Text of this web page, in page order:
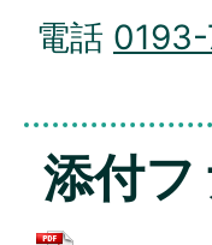
電話 0193-
添付